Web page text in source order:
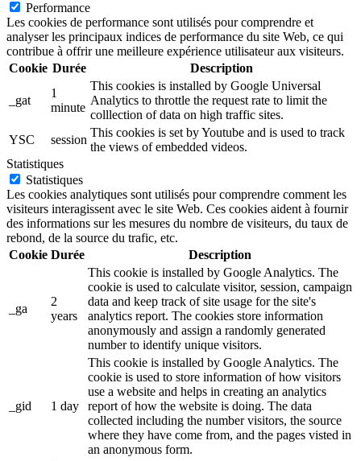
Performance
Les cookies de performance sont utilisés pour comprendre et
analyser les principaux indices de performance du site Web, ce qui
contribue à offrir une meilleure expérience utilisateur aux visiteurs.
Cookie Durée Description
_gat
1
minute
This cookies is installed by Google Universal
Analytics to throttle the request rate to limit the
colllection of data on high traffic sites.
YSC
session
This cookies is set by Youtube and is used to track
the views of embedded videos.
Statistiques
Statistiques
Les cookies analytiques sont utilisés pour comprendre comment les
visiteurs interagissent avec le site Web. Ces cookies aident à fournir
des informations sur les mesures du nombre de visiteurs, du taux de
rebond, de la source du trafic, etc.
Cookie Durée Description
_ga
2
years
This cookie is installed by Google Analytics. The
cookie is used to calculate visitor, session, campaign
data and keep track of site usage for the site's
analytics report. The cookies store information
anonymously and assign a randomly generated
number to identify unique visitors.
_gid 1 day
This cookie is installed by Google Analytics. The
cookie is used to store information of how visitors
use a website and helps in creating an analytics
report of how the website is doing. The data
collected including the number visitors, the source
where they have come from, and the pages visted in
an anonymous form.